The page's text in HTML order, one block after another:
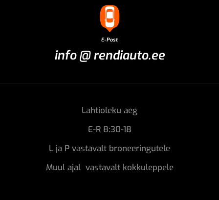
E-Post
info @ rendiauto.ee
Lahtioleku aeg
E-R 8:30-18
L ja P vastavalt broneeringutele
Muul ajal vastavalt kokkuleppele